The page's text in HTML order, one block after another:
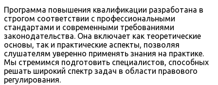
Программа повышения квалификации разработана в
строгом соответствии с профессиональными
стандартами и современными требованиями
законодательства. Она включает как теоретические
основы, так и практические аспекты, позволяя
слушателям уверенно применять знания на практике.
Мы стремимся подготовить специалистов, способных
решать широкий спектр задач в области правового
регулирования.